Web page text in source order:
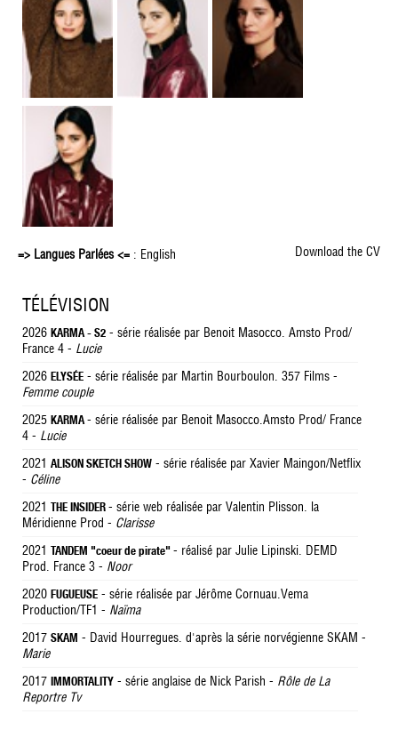
=> Langues Parlées <= : English Download the CV
TÉLÉVISION
2026 KARMA - S2 - série réalisée par Benoit Masocco. Amsto Prod/
France 4 - Lucie
2026 ELYSÉE - série réalisée par Martin Bourboulon. 357 Films -
Femme couple
2025 KARMA- série réalisée par Benoit Masocco.Amsto Prod/ France
4 - Lucie
2021 ALISON SKETCH SHOW - série réalisée par Xavier Maingon/Netflix
- Céline
2021 THE INSIDER - série web réalisée par Valentin Plisson. la
Méridienne Prod - Clarisse
2021 TANDEM "coeur de pirate" - réalisé par Julie Lipinski. DEMD
Prod. France 3 - Noor
2020 FUGUEUSE - série réalisée par Jérôme Cornuau.Vema
Production/TF1 - Naïma
2017 SKAM - David Hourregues. d'après la série norvégienne SKAM -
Marie
2017 IMMORTALITY - série anglaise de Nick Parish - Rôle de La
Reportre Tv